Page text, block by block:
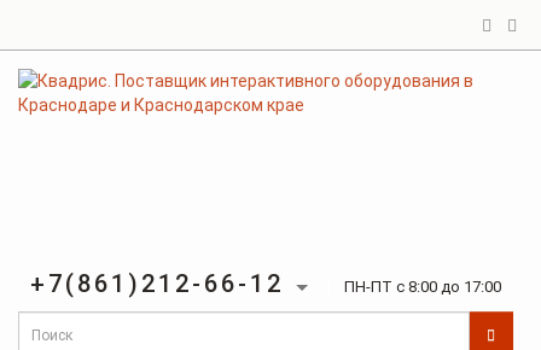
+7(861)212-66-12 ПН-ПТ с 8:00 до 17:00